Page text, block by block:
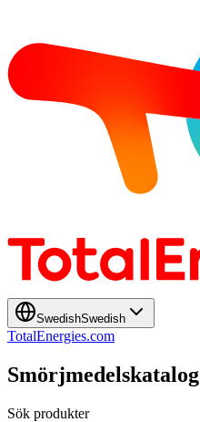
SwedishSwedish
TotalEnergies.com
Smörjmedelskatalog
Sök produkter
Sök produkter